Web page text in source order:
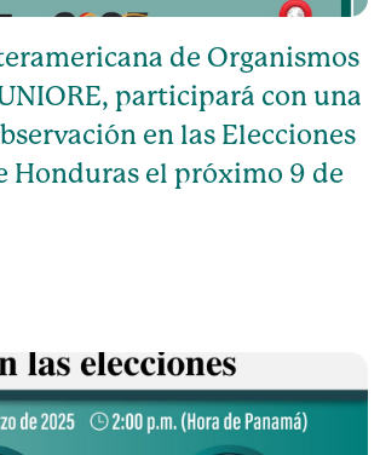
de Organismos
participará con una
en las Elecciones
Honduras el próximo 9 de